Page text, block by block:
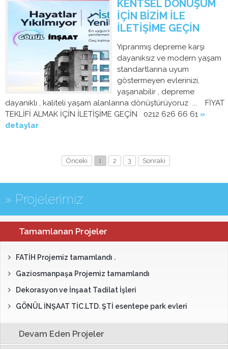
KENTSEL DÖNÜŞÜM
İÇİN BİZİM İLE
İLETİŞİME GEÇİN
Yıpranmış depreme karşı
dayanıksız ve modern yaşam
standartlarına uyum
göstermeyen evlerinizi,
yaşanabilir , depreme
dayanıklı , kaliteli yaşam alanlarına dönüştürüyoruz ... FİYAT
TEKLİFİ ALMAK İÇİN İLETİŞİME GEÇİN 0212 626 66 61 »
detaylar
Önceki 1 2 3 Sonraki
» Projelerimiz
Tamamlanan Projeler
FATİH Projemiz tamamlandı .
Gaziosmanpaşa Projemiz tamamlandı
Dekorasyon ve İnşaat Tadilat İşleri
GÖNÜL İNŞAAT TİC.LTD. ŞTİ esentepe park evleri
Devam Eden Projeler